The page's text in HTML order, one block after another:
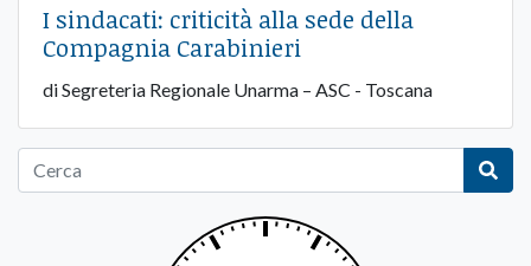
I sindacati: criticità alla sede della
Compagnia Carabinieri
di Segreteria Regionale Unarma – ASC - Toscana